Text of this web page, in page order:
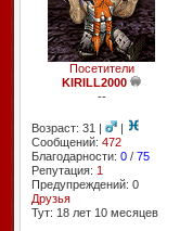
Посетители
KIRILL2000
--
Возраст: 31 |
|
Сообщений: 472
Благодарности: 0/ 75
Репутация: 1
Предупреждений: 0
Друзья
Тут: 18 лет 10 месяцев